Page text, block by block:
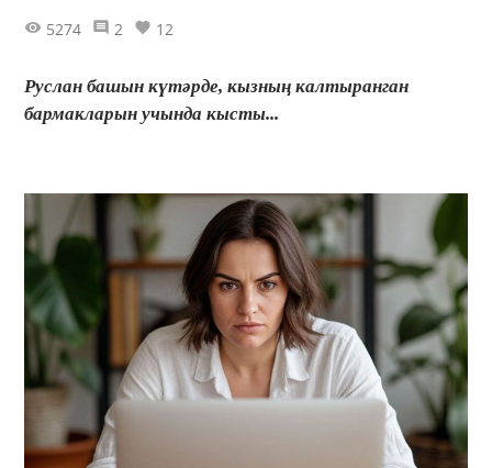
5274 2 12
Руслан башын күтәрде, кызның калтыранган
бармакларын учында кысты...